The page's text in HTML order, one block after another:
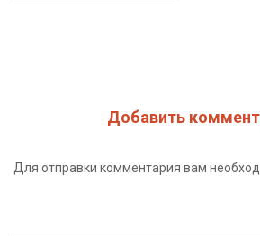
Добавить
Для отправки комментария вам